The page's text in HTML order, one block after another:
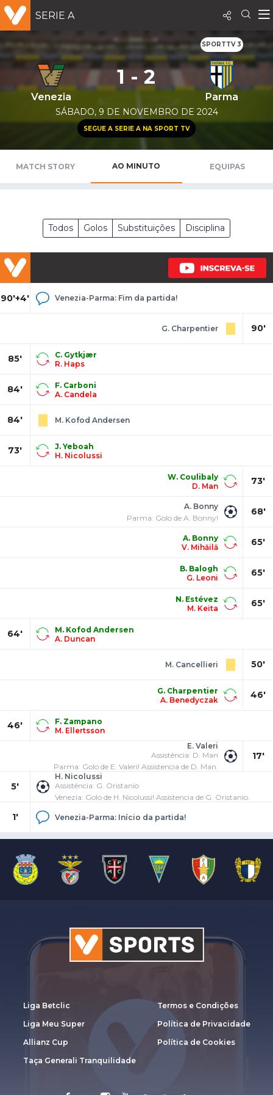
SERIE A
SPORTTV 3
Venezia
1 - 2
Parma
SÁBADO, 9 DE NOVEMBRO DE 2024
SEGUE A SERIE A NA SPORT TV
MATCH STORY AO MINUTO EQUIPAS
Todos Golos Substituições Disciplina
90'+4' Venezia-Parma: Fim da partida!
90'
G. Charpentier
85'
C. Gytkjær
R. Haps
84'
F. Carboni
A. Candela
84' M. Kofod Andersen
73'
J. Yeboah
H. Nicolussi
73'
W. Coulibaly
D. Man
68'
A. Bonny
Parma: Golo de A. Bonny!
65'
A. Bonny
V. Mihăilă
65'
B. Balogh
G. Leoni
65'
N. Estévez
M. Keita
64'
M. Kofod Andersen
A. Duncan
50'
M. Cancellieri
46'
G. Charpentier
A. Benedyczak
46'
F. Zampano
M. Ellertsson
17'
E. Valeri
Assistência: D. Man
Parma: Golo de E. Valeri! Assistencia de D. Man.
5'
H. Nicolussi
Assistência: G. Oristanio
Venezia: Golo de H. Nicolussi! Assistencia de G. Oristanio.
1' Venezia-Parma: Início da partida!
Liga Betclic
Liga Meu Super
Allianz Cup
Taça Generali Tranquilidade
Termos e Condições
Política de Privacidade
Política de Cookies